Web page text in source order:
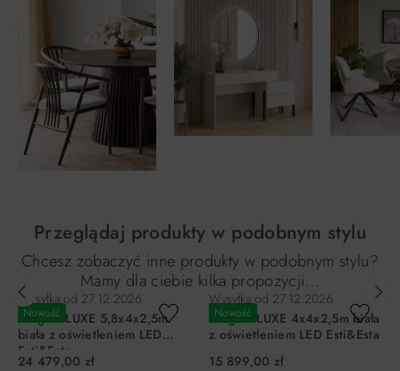
Przeglądaj produkty w podobnym stylu
Chcesz zobaczyć inne produkty w podobnym stylu?
Mamy dla ciebie kilka propozycji…
Nowość
Wysyłka od 27.12.2026
Pergola LUXE 5,8x4x2,5m
biała z oświetleniem LED
Esti&Esta
24 479,00 zł
Nowość
Wysyłka od 27.12.2026
Pergola LUXE 4x4x2,5m biała
z oświetleniem LED Esti&Esta
15 899,00 zł